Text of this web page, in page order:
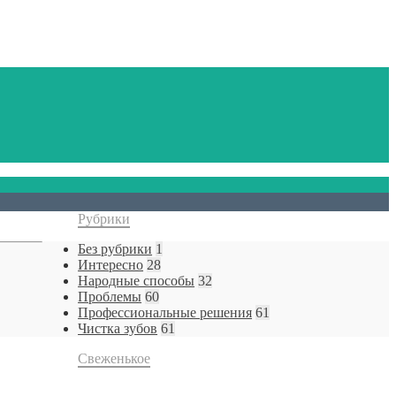
Рубрики
Без рубрики 1
Интересно 28
Народные способы 32
Проблемы 60
Профессиональные решения 61
Чистка зубов 61
Свеженькое